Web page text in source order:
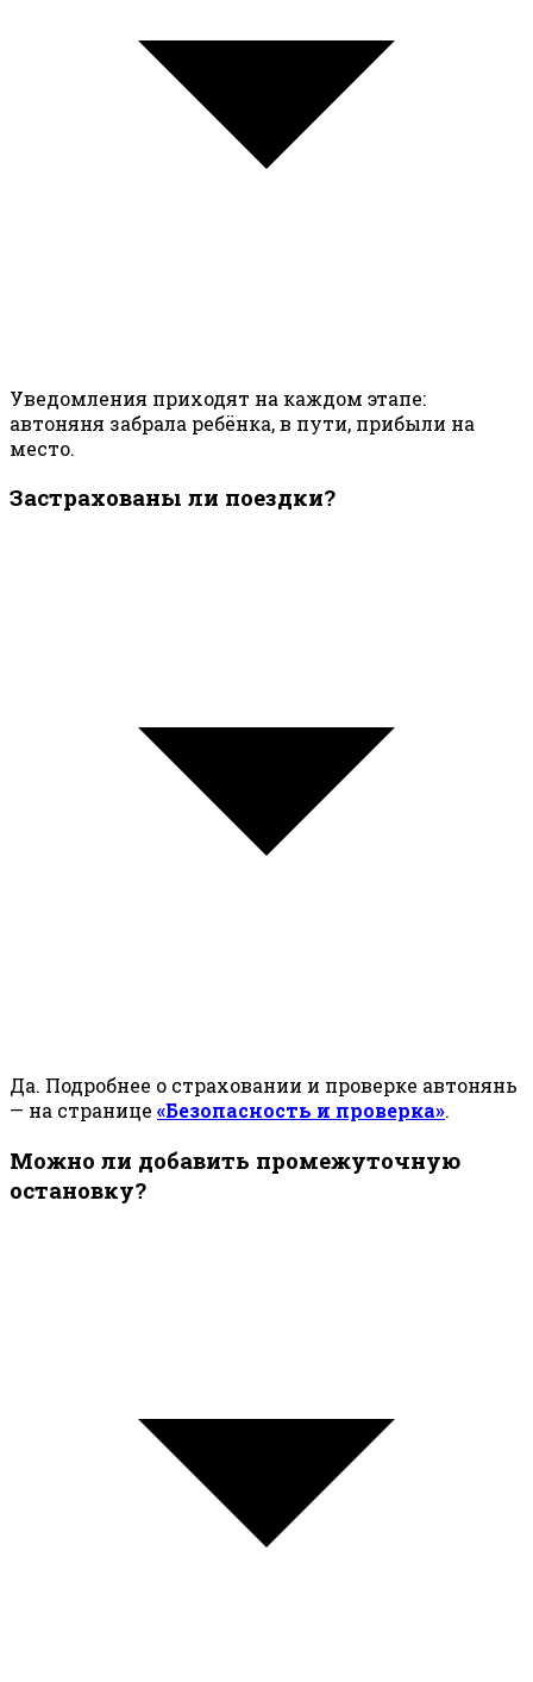
Уведомления приходят на каждом этапе:
автоняня забрала ребёнка, в пути, прибыли на
место.
Застрахованы ли поездки?
Да. Подробнее о страховании и проверке автонянь
— на странице «Безопасность и проверка».
Можно ли добавить промежуточную
остановку?